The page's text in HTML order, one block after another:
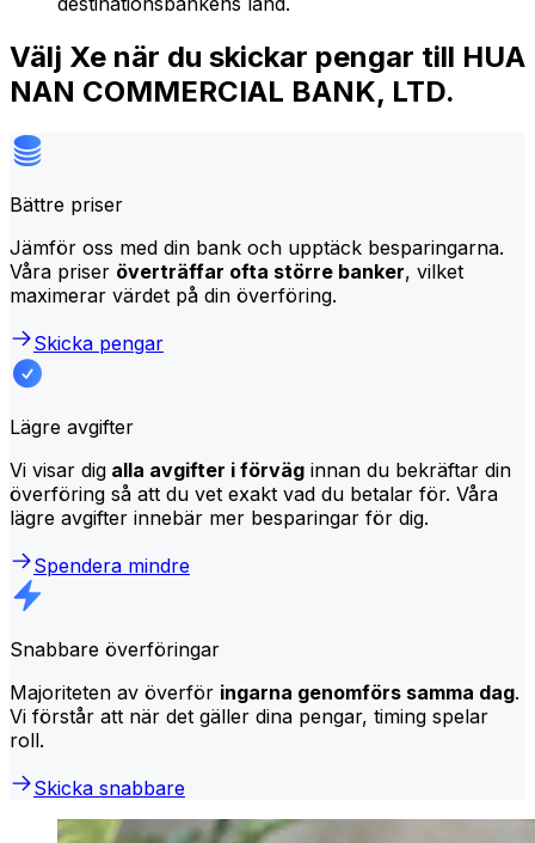
Välj Xe när du skickar pengar till HUA
NAN COMMERCIAL BANK, LTD.
Bättre priser
Jämför oss med din bank och upptäck besparingarna.
Våra priser överträffar ofta större banker, vilket
maximerar värdet på din överföring.
Skicka pengar
Lägre avgifter
Vi visar dig alla avgifter i förväg innan du bekräftar din
överföring så att du vet exakt vad du betalar för. Våra
lägre avgifter innebär mer besparingar för dig.
Spendera mindre
Snabbare överföringar
Majoriteten av överför ingarna genomförs samma dag.
Vi förstår att när det gäller dina pengar, timing spelar
roll.
Skicka snabbare